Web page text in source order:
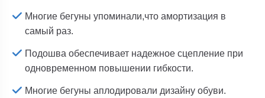
Многие бегуны упоминали,что амортизация в
самый раз.
Подошва обеспечивает надежное сцепление при
одновременном повышении гибкости.
Многие бегуны аплодировали дизайну обуви.